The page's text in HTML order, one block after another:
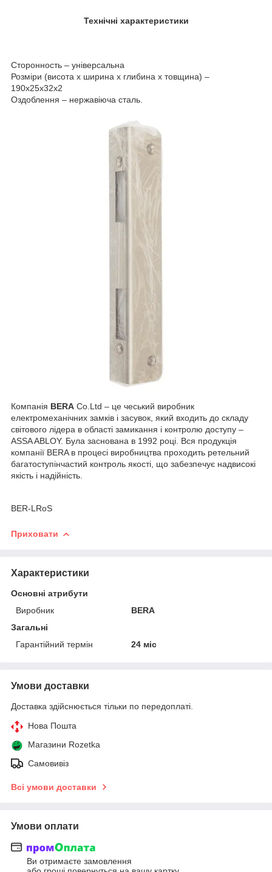
Технічні характеристики
Сторонность – універсальна
Розміри (висота х ширина х глибина х товщина) –
190х25х32х2
Оздоблення – нержавіюча сталь.
Компанія BERA Co.Ltd – це чеський виробник
електромеханічних замків і засувок, який входить до складу
світового лідера в області замикання і контролю доступу –
ASSA ABLOY. Була заснована в 1992 році. Вся продукція
компанії BERA в процесі виробництва проходить ретельний
багатоступінчастий контроль якості, що забезпечує надвисокі
якість і надійність.
BER-LRoS
Приховати
Характеристики
Основні атрибути
Виробник
BERA
Загальні
Гарантійний термін
24 міс
Умови доставки
Доставка здійснюється тільки по передоплаті.
Нова Пошта
Магазини Rozetka
Самовивіз
Всі умови доставки
Умови оплати
Ви отримаєте замовлення